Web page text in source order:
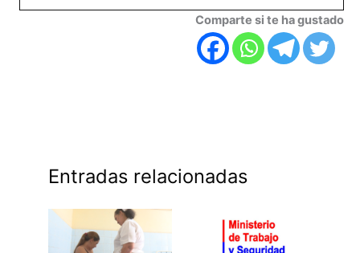
Comparte si te ha gustado
Entradas relacionadas